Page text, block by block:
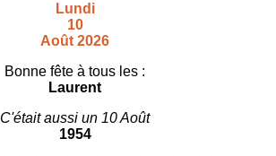
Lundi
10
Août 2026
Bonne fête à tous les :
Laurent
C'était aussi un 10 Août
1954